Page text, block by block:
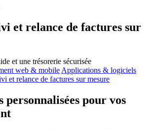
et relance de factures sur
et une trésorerie sécurisée
web & mobile Applications & logiciels
et relance de factures sur mesure
personnalisées pour vos